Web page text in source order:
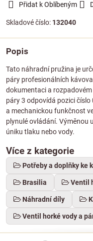
Přidat k Oblíbeným
Skladové číslo: 132040
Popis
Tato náhradní pružina je
páry profesionálních
dokumentaci a
páry 3 odpovídá pozici
a mechanickou funkčnost
plynulé ovládání. Výměnou
úniku tlaku nebo vody.
Více z kategorie
Potřeby a doplňky ke
Brasilia Ventil
Náhradní díly
Ventil horké vody a